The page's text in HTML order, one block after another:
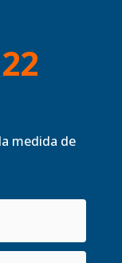
medida de